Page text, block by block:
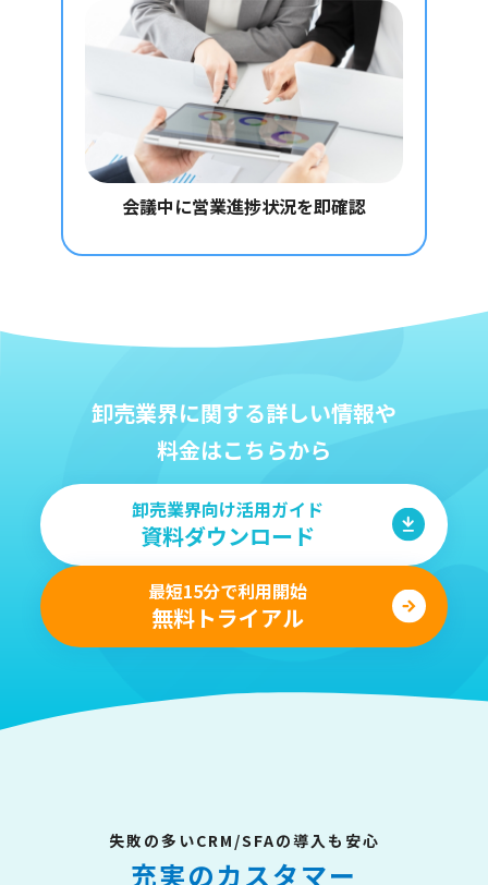
会議中に営業進捗状況を即確認
卸売業界に関する詳しい情報や
料金はこちらから
卸売業界向け活用ガイド
資料ダウンロード
最短15分で利用開始
無料トライアル
失敗の多いCRM/SFAの導入も安心
充実のカスタマー